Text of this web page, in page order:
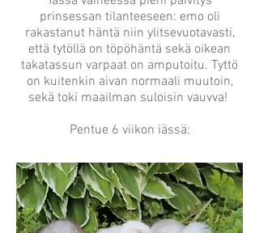
prinsessan tilanteeseen: emo oli
rakastanut häntä niin ylitsevuotavasti,
että tytöllä on töpöhäntä sekä oikean
takatassun varpaat on amputoitu. Tyttö
on kuitenkin aivan normaali muutoin,
sekä toki maailman suloisin vauvva!
Pentue 6 viikon iässä: